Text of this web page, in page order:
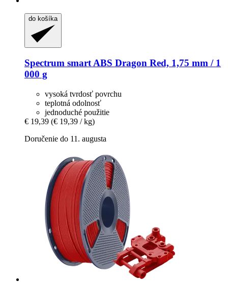
do košíka
Spectrum smart ABS Dragon Red, 1,75 mm / 1
000 g
vysoká tvrdosť povrchu
teplotná odolnosť
jednoduché použitie
€ 19,39 (€ 19,39 / kg)
Doručenie do 11. augusta